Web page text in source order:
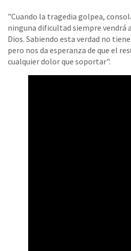
"Cuando la tragedia golpea,
ninguna dificultad siempre vendrá
Dios. Sabiendo esta verdad no
pero nos da esperanza de que el
cualquier dolor que soportar".